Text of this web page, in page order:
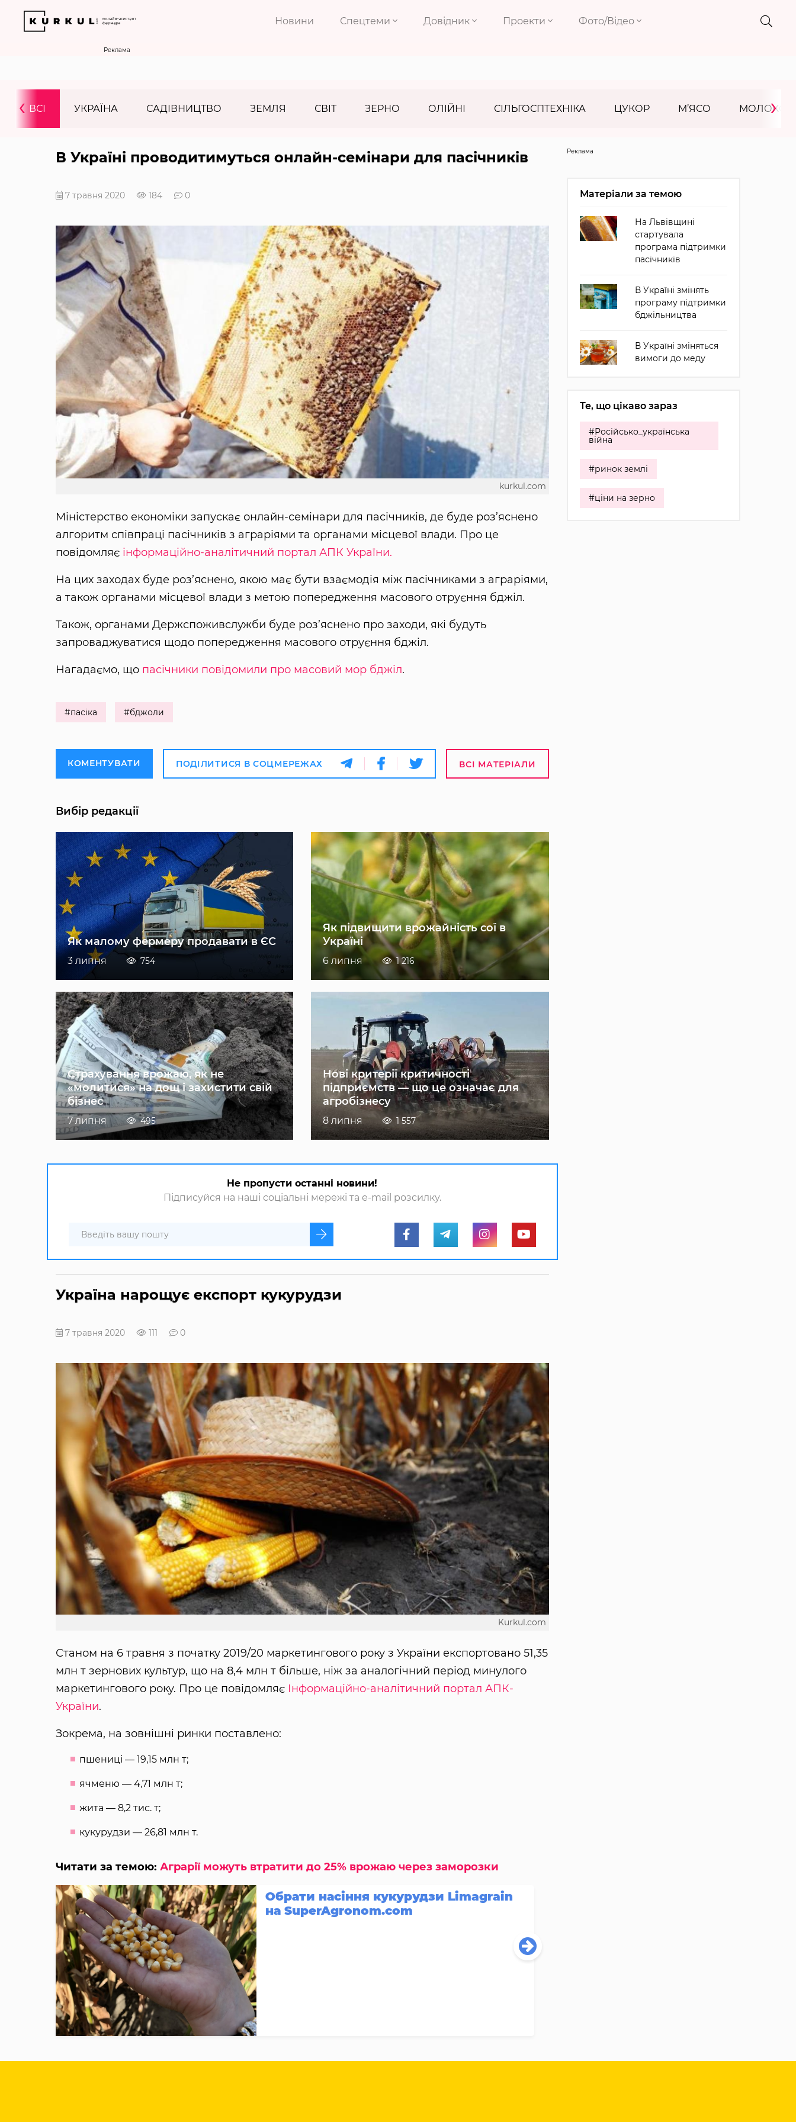
Новини Спецтеми Довідник Проекти Фото/Відео
Реклама
ВСІ УКРАЇНА САДІВНИЦТВО ЗЕМЛЯ СВІТ ЗЕРНО ОЛІЙНІ СІЛЬГОСПТЕХНІКА ЦУКОР М’ЯСО МОЛОКО
‹ ›
В Україні проводитимуться онлайн-семінари для пасічників
7 травня 2020 184 0
kurkul.com
Міністерство економіки запускає онлайн-семінари для пасічників, де буде роз’яснено
алгоритм співпраці пасічників з аграріями та органами місцевої влади. Про це
повідомляє інформаційно-аналітичний портал АПК України.
На цих заходах буде роз’яснено, якою має бути взаємодія між пасічниками з аграріями,
а також органами місцевої влади з метою попередження масового отруєння бджіл.
Також, органами Держспоживслужби буде роз’яснено про заходи, які будуть
запроваджуватися щодо попередження масового отруєння бджіл.
Нагадаємо, що пасічники повідомили про масовий мор бджіл.
#пасіка #бджоли
КОМЕНТУВАТИ ПОДІЛИТИСЯ В СОЦМЕРЕЖАХ ВСІ МАТЕРІАЛИ
Вибір редакції
Як малому фермеру продавати в ЄС
3 липня 754
Як підвищити врожайність сої в
Україні
6 липня 1 216
Страхування врожаю, як не
«молитися» на дощ і захистити свій
бізнес
7 липня 495
Нові критерії критичності
підприємств — що це означає для
агробізнесу
8 липня 1 557
Не пропусти останні новини!
Підписуйся на наші соціальні мережі та e-mail розсилку.
Україна нарощує експорт кукурудзи
7 травня 2020 111 0
Kurkul.com
Станом на 6 травня з початку 2019/20 маркетингового року з України експортовано 51,35
млн т зернових культур, що на 8,4 млн т більше, ніж за аналогічний період минулого
маркетингового року. Про це повідомляє Інформаційно-аналітичний портал АПК-
України.
Зокрема, на зовнішні ринки поставлено:
пшениці — 19,15 млн т;
ячменю — 4,71 млн т;
жита — 8,2 тис. т;
кукурудзи — 26,81 млн т.
Читати за темою: Аграрії можуть втратити до 25% врожаю через заморозки
Обрати насіння кукурудзи Limagrain
на SuperAgronom.com
Реклама
Матеріали за темою
На Львівщині
стартувала
програма підтримки
пасічників
В Україні змінять
програму підтримки
бджільництва
В Україні зміняться
вимоги до меду
Те, що цікаво зараз
#Російсько_українська
війна
#ринок землі
#ціни на зерно